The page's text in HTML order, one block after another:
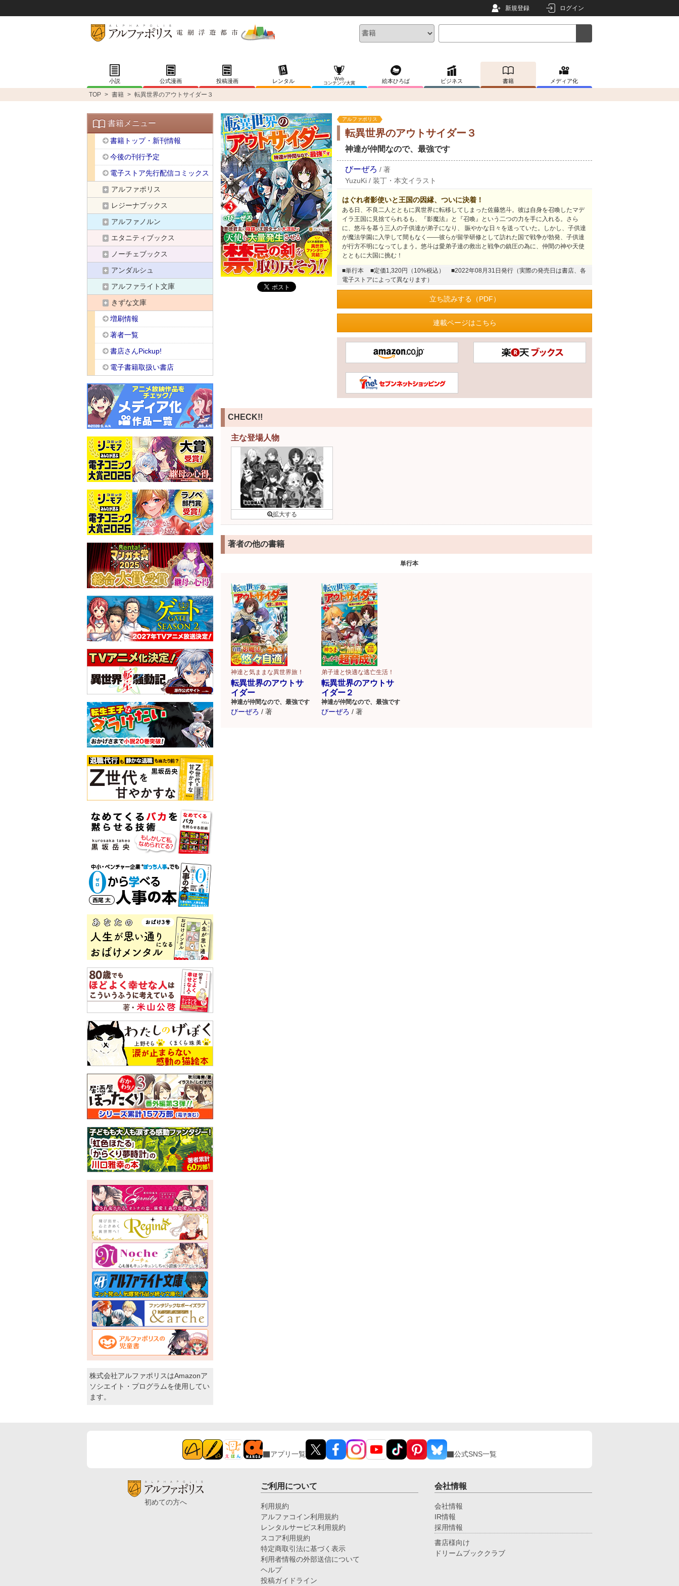
新規登録 ログイン
小説 公式漫画 投稿漫画 レンタル
Web
コンテンツ大賞
絵本ひろば ビジネス 書籍 メディア化
TOP > 書籍 > 転異世界のアウトサイダー３
アルファポリス
転異世界のアウトサイダー３
神達が仲間なので、最強です
びーぜろ / 著
YuzuKi / 装丁・本文イラスト
はぐれ者影使いと王国の因縁、ついに決着！
ある日、不良二人とともに異世界に転移してしまった佐藤悠斗。彼は自身を召喚したマデ
イラ王国に見捨てられるも、『影魔法』と『召喚』という二つの力を手に入れる。さら
に、悠斗を慕う三人の子供達が弟子になり、 賑やかな日々を送っていた。しかし、子供達
が魔法学園に入学して間もなく――彼らが留学研修として訪れた国で戦争が勃発、子供達
が行方不明になってしまう。悠斗は愛弟子達の救出と戦争の鎮圧の為に、仲間の神や天使
とともに大国に挑む！
■単行本 ■定価1,320円（10%税込）
■2022年08月31日発行（実際の発売日は書店、各
電子ストアによって異なります）
立ち読みする（PDF）
連載ページはこちら
CHECK!!
主な登場人物
著者の他の書籍
単行本
神達と気ままな異世界旅！
転異世界のアウトサ
イダー
神達が仲間なので、最強です
びーぜろ / 著
弟子達と快適な逃亡生活！
転異世界のアウトサ
イダー２
神達が仲間なので、最強です
びーぜろ / 著
書籍メニュー
書籍トップ・新刊情報
今後の刊行予定
電子ストア先行配信コミックス
アルファポリス
レジーナブックス
アルファノルン
エタニティブックス
ノーチェブックス
アンダルシュ
アルファライト文庫
きずな文庫
増刷情報
著者一覧
書店さんPickup!
電子書籍取扱い書店
株式会社アルファポリスはAmazonア
ソシエイト・プログラムを使用してい
ます。
アプリ一覧 公式SNS一覧
初めての方へ
ご利用について
利用規約
アルファコイン利用規約
レンタルサービス利用規約
スコア利用規約
特定商取引法に基づく表示
利用者情報の外部送信について
ヘルプ
投稿ガイドライン
会社情報
会社情報
IR情報
採用情報
書店様向け
ドリームブッククラブ